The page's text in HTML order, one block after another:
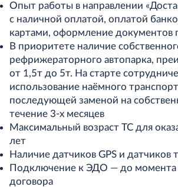
Опыт работы в направлении
с наличной оплатой, оплатой
картами, оформление документов
В приоритете наличие
рефрижераторного автопарка,
от 1,5т до 5т. На старте
использование наёмного
последующей заменой на
течение 3-х месяцев
Максимальный возраст ТС для
лет
Наличие датчиков GPS и датчиков
Подключение к ЭДО — до момента
договора